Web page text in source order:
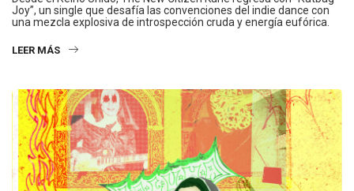
Joy”, un single que desafía las convenciones del indie dance con
una mezcla explosiva de introspección cruda y energía eufórica.
LEER MÁS